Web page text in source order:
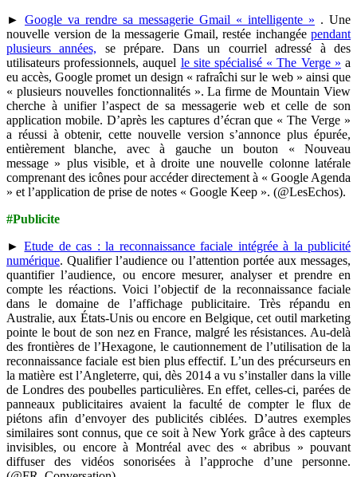
► Google va rendre sa messagerie Gmail « intelligente » . Une
nouvelle version de la messagerie Gmail, restée inchangée pendant
plusieurs années, se prépare. Dans un courriel adressé à des
utilisateurs professionnels, auquel le site spécialisé « The Verge » a
eu accès, Google promet un design « rafraîchi sur le web » ainsi que
« plusieurs nouvelles fonctionnalités ». La firme de Mountain View
cherche à unifier l’aspect de sa messagerie web et celle de son
application mobile. D’après les captures d’écran que « The Verge »
a réussi à obtenir, cette nouvelle version s’annonce plus épurée,
entièrement blanche, avec à gauche un bouton « Nouveau
message » plus visible, et à droite une nouvelle colonne latérale
comprenant des icônes pour accéder directement à « Google Agenda
» et l’application de prise de notes « Google Keep ». (@LesEchos).
#Publicite
►Etude de cas : la reconnaissance faciale intégrée à la publicité
numérique. Qualifier l’audience ou l’attention portée aux messages,
quantifier l’audience, ou encore mesurer, analyser et prendre en
compte les réactions. Voici l’objectif de la reconnaissance faciale
dans le domaine de l’affichage publicitaire. Très répandu en
Australie, aux États-Unis ou encore en Belgique, cet outil marketing
pointe le bout de son nez en France, malgré les résistances. Au-delà
des frontières de l’Hexagone, le cautionnement de l’utilisation de la
reconnaissance faciale est bien plus effectif. L’un des précurseurs en
la matière est l’Angleterre, qui, dès 2014 a vu s’installer dans la ville
de Londres des poubelles particulières. En effet, celles-ci, parées de
panneaux publicitaires avaient la faculté de compter le flux de
piétons afin d’envoyer des publicités ciblées. D’autres exemples
similaires sont connus, que ce soit à New York grâce à des capteurs
invisibles, ou encore à Montréal avec des « abribus » pouvant
diffuser des vidéos sonorisées à l’approche d’une personne.